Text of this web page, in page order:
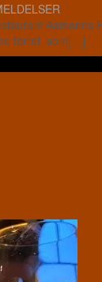
forret, som[…]